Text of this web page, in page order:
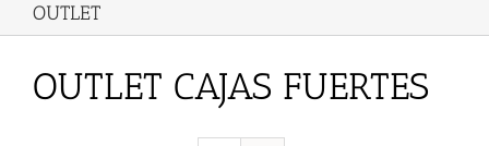
OUTLET
OUTLET CAJAS FUERTES